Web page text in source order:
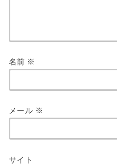
名前 ※
メール ※
サイト